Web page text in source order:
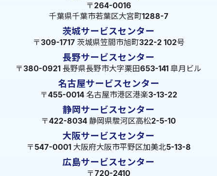
〒264-0016
千葉県千葉市若葉区大宮町1288-7
茨城サービスセンター
〒309-1717 茨城県笠間市旭町322-2 102号
長野サービスセンター
〒380-0921 長野県長野市大字栗田653-141 皐月ビル
名古屋サービスセンター
〒455-0014 名古屋市港区港楽3-13-22
静岡サービスセンター
〒422-8034 静岡県駿河区高松2-5-10
大阪サービスセンター
〒547-0001 大阪府大阪市平野区加美北5-13-8
広島サービスセンター
〒720-2410